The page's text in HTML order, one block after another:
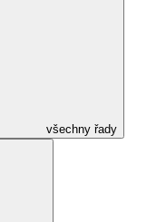
všechny řady